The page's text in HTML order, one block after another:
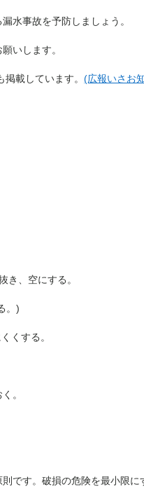
水事故を予防しましょう。
いします。
掲載しています。(広報いさお
き、空にする。
。)
くする。
。
です。破損の危険を最小限